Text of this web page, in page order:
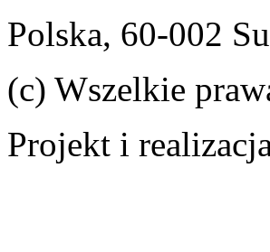
Polska, 60-002
(c) Wszelkie
Projekt i